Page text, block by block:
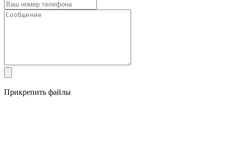
Прикрепить файлы